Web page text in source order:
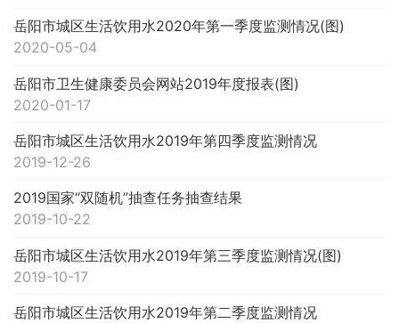
岳阳市城区生活饮用水2020年第一季度监测情况(图)
2020-05-04
岳阳市卫生健康委员会网站2019年度报表(图)
2020-01-17
岳阳市城区生活饮用水2019年第四季度监测情况
2019-12-26
2019国家“双随机”抽查任务抽查结果
2019-10-22
岳阳市城区生活饮用水2019年第三季度监测情况(图)
2019-10-17
岳阳市城区生活饮用水2019年第二季度监测情况